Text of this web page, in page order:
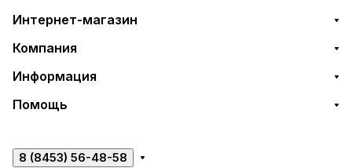
Интернет-магазин
Компания
Информация
Помощь
8 (8453) 56-48-58